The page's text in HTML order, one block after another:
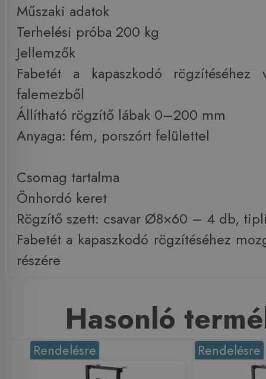
Műszaki adatok
Terhelési próba 200 kg
Jellemzők
Fabetét a kapaszkodó rögzítéséhez
falemezből
Állítható rögzítő lábak 0–200 mm
Anyaga: fém, porszórt felülettel
Csomag tartalma
Önhordó keret
Rögzítő szett: csavar Ø8×60 – 4 db,
Fabetét a kapaszkodó rögzítéséhez
részére
Hasonló
Rendelésre Rendelésre